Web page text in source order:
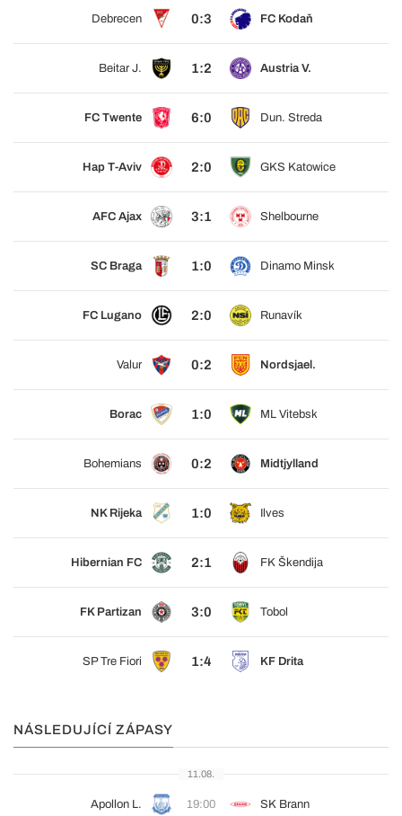
Debrecen 0:3 FC Kodaň
Beitar J. 1:2 Austria V.
FC Twente 6:0 Dun. Streda
Hap T-Aviv 2:0 GKS Katowice
AFC Ajax 3:1 Shelbourne
SC Braga 1:0 Dinamo Minsk
FC Lugano 2:0 Runavík
Valur 0:2 Nordsjael.
Borac 1:0 ML Vitebsk
Bohemians 0:2 Midtjylland
NK Rijeka 1:0 Ilves
Hibernian FC 2:1 FK Škendija
FK Partizan 3:0 Tobol
SP Tre Fiori 1:4 KF Drita
NÁSLEDUJÍCÍ ZÁPASY
11.08.
Apollon L. 19:00 SK Brann